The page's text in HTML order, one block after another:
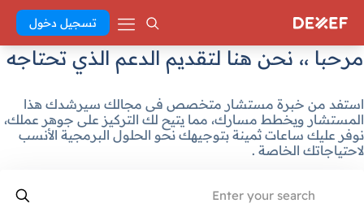
تسجيل دخول
مرحبا ،، نحن هنا لتقديم الدعم الذي تحتاجه
استفد من خبرة مستشار متخصص فى مجالك سيرشدك هذا
المستشار ويخطط مسارك، مما يتيح لك التركيز على جوهر عملك،
نوفر عليك ساعات ثمينة بتوجيهك نحو الحلول البرمجية الأنسب
لاحتياجاتك الخاصة .